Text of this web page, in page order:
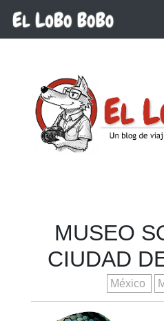
Ir al contenido principal
MUSEO
CIUDAD
México